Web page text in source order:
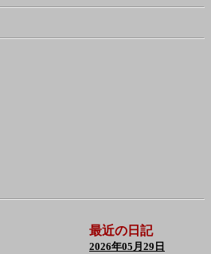
最近の日記
2026年05月29日